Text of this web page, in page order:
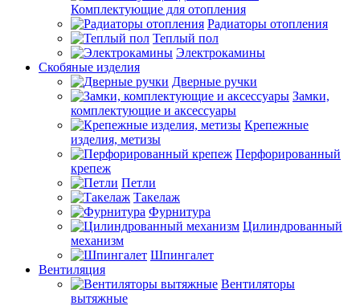
Комплектующие для отопления
Радиаторы отопления
Теплый пол
Электрокамины
Скобяные изделия
Дверные ручки
Замки,
комплектующие и аксессуары
Крепежные
изделия, метизы
Перфорированный
крепеж
Петли
Такелаж
Фурнитура
Цилиндрованный
механизм
Шпингалет
Вентиляция
Вентиляторы
вытяжные